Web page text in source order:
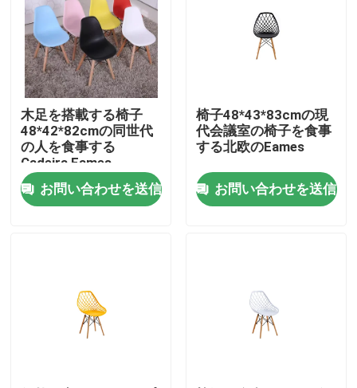
私達について
工場旅行
品質管理
私達に連絡しなさい
居間の家具
木足を搭載する椅子
48*42*82cmの同世代
の人を食事する
Cadeira Eames
お問い合わせを送信
椅子48*43*83cmの現
代会議室の椅子を食事
する北欧のEames
お問い合わせを送信